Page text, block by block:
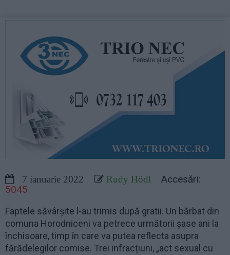
7 ianuarie 2022 Rudy Hödl
Accesări:
5045
Faptele săvârșite l-au trimis după gratii. Un bărbat din
comuna Horodniceni va petrece următorii șase ani la
închisoare, timp în care va putea reflecta asupra
fărădelegilor comise. Trei infracțiuni, „act sexual cu